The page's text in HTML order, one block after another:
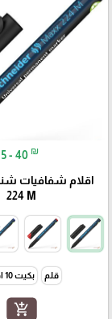
5 - 40 ₪
224 M
قلم بكيت 10 اقلام
add_shopping_cart